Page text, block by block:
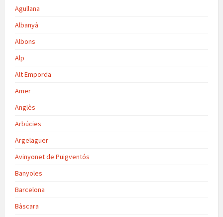
Agullana
Albanyà
Albons
Alp
Alt Emporda
Amer
Anglès
Arbúcies
Argelaguer
Avinyonet de Puigventós
Banyoles
Barcelona
Bàscara